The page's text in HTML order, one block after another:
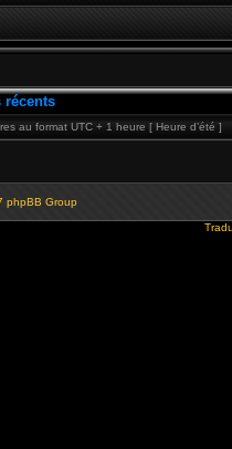
récents
au format UTC + 1 heure [ Heure d’été ]
phpBB Group